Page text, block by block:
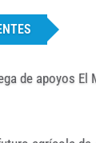
de apoyos El